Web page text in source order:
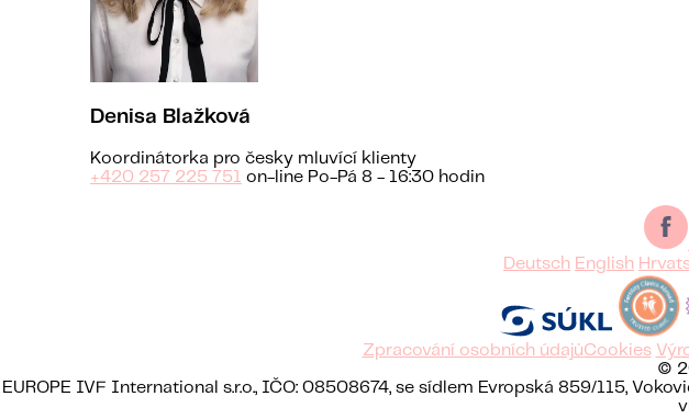
Denisa Blažková
Koordinátorka pro česky mluvící klienty
+420 257 225 751
on-line Po-Pá 8 - 16:30 hodin
Deutsch English
Zpracování osobních údajůCookies
©
EUROPE IVF International s.r.o., IČO: 08508674, se sídlem Evropská 859/115,